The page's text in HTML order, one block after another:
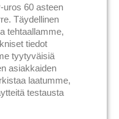
uros 60 asteen
Täydellinen
tehtaallamme,
tiedot
tyytyväisiä
asiakkaiden
laatumme,
testausta